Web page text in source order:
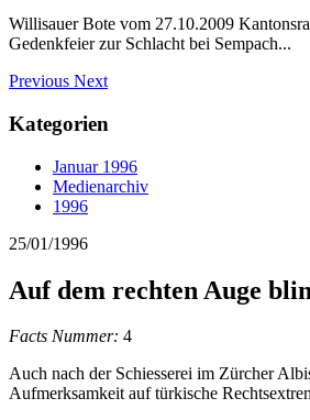
Willisauer Bote vom 27.10.2009
Gedenkfeier zur Schlacht bei Sempach...
Previous Next
Kategorien
Januar 1996
Medienarchiv
1996
25/01/1996
Auf dem rechten Auge
Facts Nummer: 4
Auch nach der Schiesserei im Zürcher
Aufmerksamkeit auf türkische